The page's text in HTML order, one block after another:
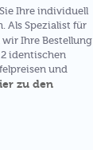
Ihre individuell
Als Spezialist für
wir Ihre Bestellung
identischen
und
zu den